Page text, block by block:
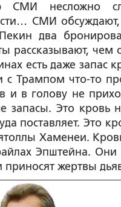
несложно
СМИ
два
рассказывают,
есть даже запас
с Трампом что-то
и в голову не
запасы. Это кровь
поставляет. Это
Хаменеи.
Эпштейна.
приносят жертвы